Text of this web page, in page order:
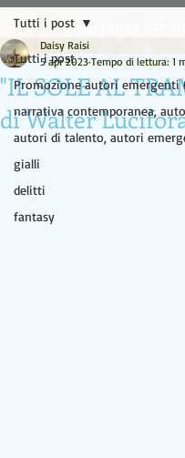
EDITING E SERVIZI
Tutti i post
Promozione autori emergenti
narrativa contemporanea,
autori di talento, autori
gialli
delitti
fantasy
Tutti i post
"IL SOLE AL
di Walter
Daisy Raisi
5 apr 2023 Tempo di lettura: 1